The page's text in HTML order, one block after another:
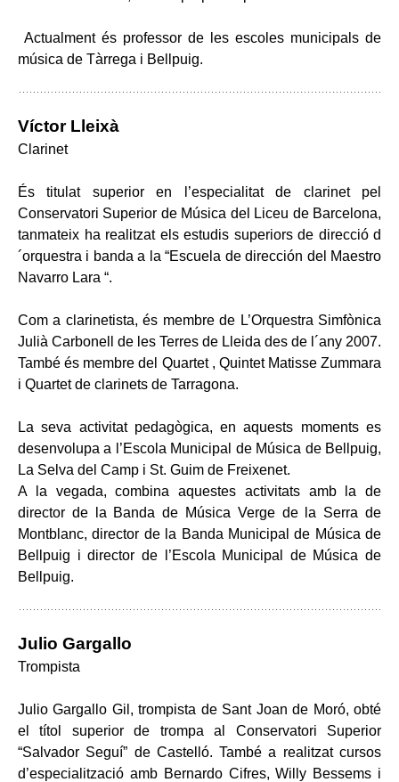
Actualment és professor de les escoles municipals de
música de Tàrrega i Bellpuig.
Víctor Lleixà
Clarinet
És titulat superior en l’especialitat de clarinet pel
Conservatori Superior de Música del Liceu de Barcelona,
tanmateix ha realitzat els estudis superiors de direcció d
´orquestra i banda a la “Escuela de dirección del Maestro
Navarro Lara “.
Com a clarinetista, és membre de L’Orquestra Simfònica
Julià Carbonell de les Terres de Lleida des de l´any 2007.
També és membre del Quartet , Quintet Matisse Zummara
i Quartet de clarinets de Tarragona.
La seva activitat pedagògica, en aquests moments es
desenvolupa a l’Escola Municipal de Música de Bellpuig,
La Selva del Camp i St. Guim de Freixenet.
A la vegada, combina aquestes activitats amb la de
director de la Banda de Música Verge de la Serra de
Montblanc, director de la Banda Municipal de Música de
Bellpuig i director de l’Escola Municipal de Música de
Bellpuig.
Julio Gargallo
Trompista
Julio Gargallo Gil, trompista de Sant Joan de Moró, obté
el títol superior de trompa al Conservatori Superior
“Salvador Seguí” de Castelló. També a realitzat cursos
d’especialització amb Bernardo Cifres, Willy Bessems i